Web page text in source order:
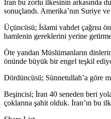
İran bu zorlu ilkesinin arkasında
sonuçlandı. Amerika’nın Suriye ve
Üçüncüsü; İslami vahdet çağrısı
hamlenin gereklerini yerine
Öte yandan Müslümanların
önünde büyük bir engel teşkil
Dördüncüsü; Sünnetullah’a göre
Beşincisi; İran 40 seneden beri
çoklarına şahit olduk. İran’ın bu